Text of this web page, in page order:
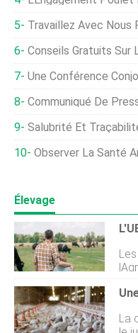
Travaillez Avec Nous Pour Maintenir La Capacité De La Main-D'œuvre Et
Conseils Gratuits Sur Le Bien-Être
Une Conférence Conjointe Porte Sur
Communiqué De Presse
Salubrité Et
Observer La Santé
Élevage
la
La